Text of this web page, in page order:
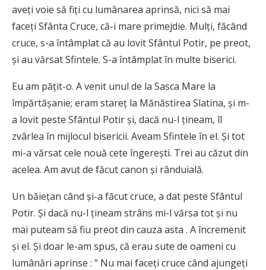
aveţi voie să fiţi cu lumânarea aprinsă, nici să mai
faceţi Sfânta Cruce, că-i mare primejdie. Mulţi, făcând
cruce, s-a întâmplat că au lovit Sfântul Potir, pe preot,
şi au vărsat Sfintele. S-a întâmplat în multe biserici.
Eu am păţit-o. A venit unul de la Sasca Mare la
împărtăşanie; eram stareţ la Mănăstirea Slatina, şi m-
a lovit peste Sfântul Potir şi, dacă nu-l ţineam, îl
zvârlea în mijlocul bisericii. Aveam Sfintele în el. Şi tot
mi-a vărsat cele nouă cete îngereşti. Trei au căzut din
acelea. Am avut de făcut canon şi rânduială.
Un băieţan când şi-a făcut cruce, a dat peste Sfântul
Potir. Şi dacă nu-l ţineam strâns mi-l vărsa tot şi nu
mai puteam să fiu preot din cauza asta . A încremenit
şi el. Şi doar le-am spus, că erau sute de oameni cu
lumânări aprinse : ” Nu mai faceţi cruce când ajungeţi